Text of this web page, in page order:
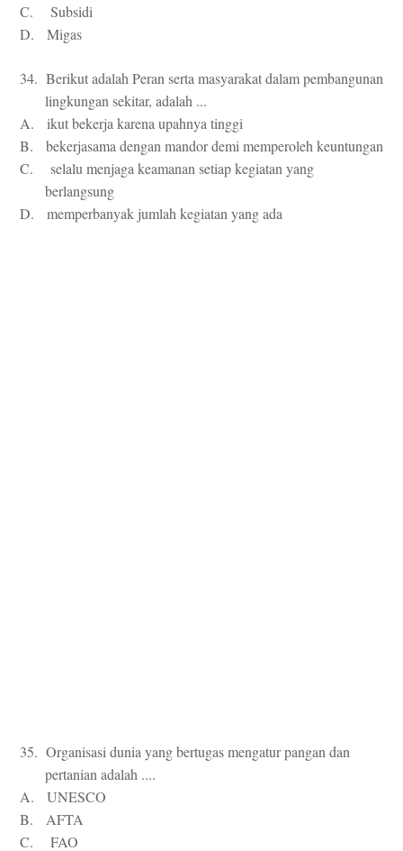
C. Subsidi
D. Migas
34. Berikut adalah Peran serta masyarakat dalam pembangunan
lingkungan sekitar, adalah ...
A. ikut bekerja karena upahnya tinggi
B. bekerjasama dengan mandor demi memperoleh keuntungan
C. selalu menjaga keamanan setiap kegiatan yang
berlangsung
D. memperbanyak jumlah kegiatan yang ada
35. Organisasi dunia yang bertugas mengatur pangan dan
pertanian adalah ....
A. UNESCO
B. AFTA
C. FAO